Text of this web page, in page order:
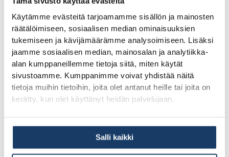
Käytämme evästeitä tarjoamamme sisällön ja mainosten
räätälöimiseen, sosiaalisen median ominaisuuksien
tukemiseen ja kävijämäärämme analysoimiseen. Lisäksi
jaamme sosiaalisen median, mainosalan ja analytiikka-
alan kumppaneillemme tietoja siitä, miten käytät
sivustoamme. Kumppanimme voivat yhdistää näitä
tietoja muihin tietoihin, joita olet antanut heille tai joita on
kerätty, kun olet käyttänyt heidän palvelujaan.
Salli kaikki
Prosessi etenee seuraavasti:
Suunnittelu ja tilaus:talomallin valinta ja räätälöinti
asiakkaan tarpeiden mukaan
Tehtaalla valmistus:seinäelementit rakennetaan
kuivissa tehdashalliolosuhteissa
Kuljetus tontille:valmiit elementit kuljetetaan
erikoiskuljetuksella rakennuspaikalle
ammattilaistyöryhmä pystyttää talon
päivässä harjakorkeuteen